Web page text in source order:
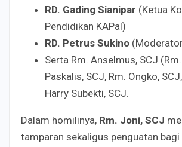
RD. Gading Sianipar (Ketua
Pendidikan KAPal)
RD. Petrus Sukino
Serta Rm. Anselmus, SCJ (Rm.
Paskalis, SCJ, Rm. Ongko,
Harry Subekti, SCJ.
Dalam homilinya, Rm. Joni, SCJ
tamparan sekaligus penguatan